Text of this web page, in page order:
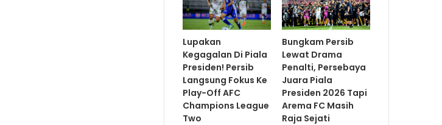
Lupakan
Kegagalan Di Piala
Presiden! Persib
Langsung Fokus Ke
Play-Off AFC
Champions League
Two
Bungkam Persib
Lewat Drama
Penalti, Persebaya
Juara Piala
Presiden 2026 Tapi
Arema FC Masih
Raja Sejati